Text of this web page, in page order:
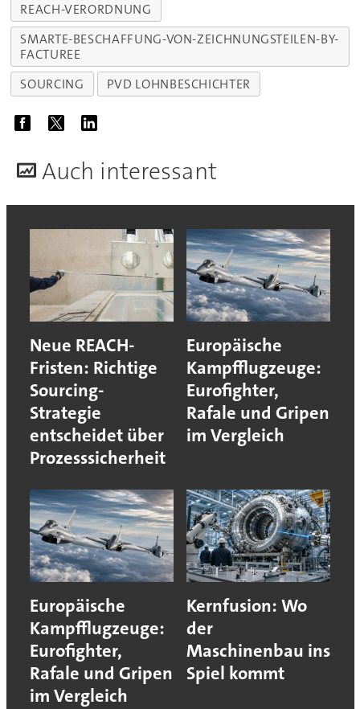
REACH-VERORDNUNG
SMARTE-BESCHAFFUNG-VON-ZEICHNUNGSTEILEN-BY-
FACTUREE
SOURCING
PVD LOHNBESCHICHTER
Auch interessant
Neue REACH-
Fristen: Richtige
Sourcing-
Strategie
entscheidet über
Prozesssicherheit
Europäische
Kampfflugzeuge:
Eurofighter,
Rafale und Gripen
im Vergleich
Europäische
Kampfflugzeuge:
Eurofighter,
Rafale und Gripen
im Vergleich
Kernfusion: Wo
der
Maschinenbau ins
Spiel kommt